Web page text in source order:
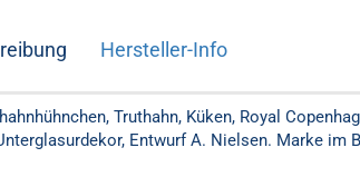
Hersteller-Info
Truthahn, Küken, Royal
Entwurf A. Nielsen. Marke im